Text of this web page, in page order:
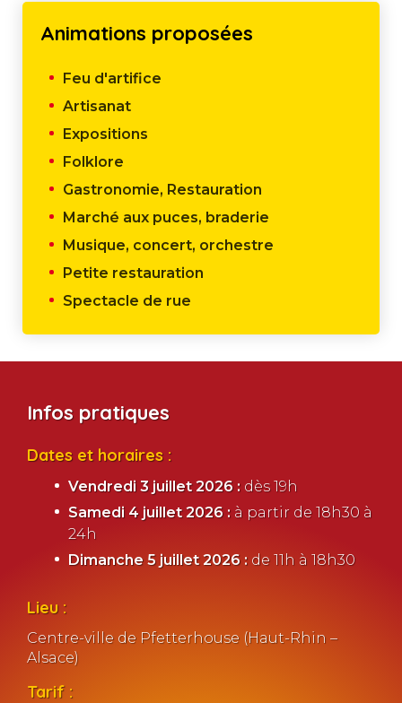
Animations proposées
Feu d'artifice
Artisanat
Expositions
Folklore
Gastronomie, Restauration
Marché aux puces, braderie
Musique, concert, orchestre
Petite restauration
Spectacle de rue
Infos pratiques
Dates et horaires :
Vendredi 3 juillet 2026 : dès 19h
Samedi 4 juillet 2026 : à partir de 18h30 à
24h
Dimanche 5 juillet 2026 : de 11h à 18h30
Lieu :
Centre-ville de Pfetterhouse (Haut-Rhin –
Alsace)
Tarif :